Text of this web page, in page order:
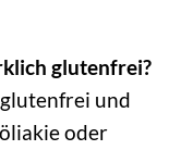
glutenfrei?
und
oder